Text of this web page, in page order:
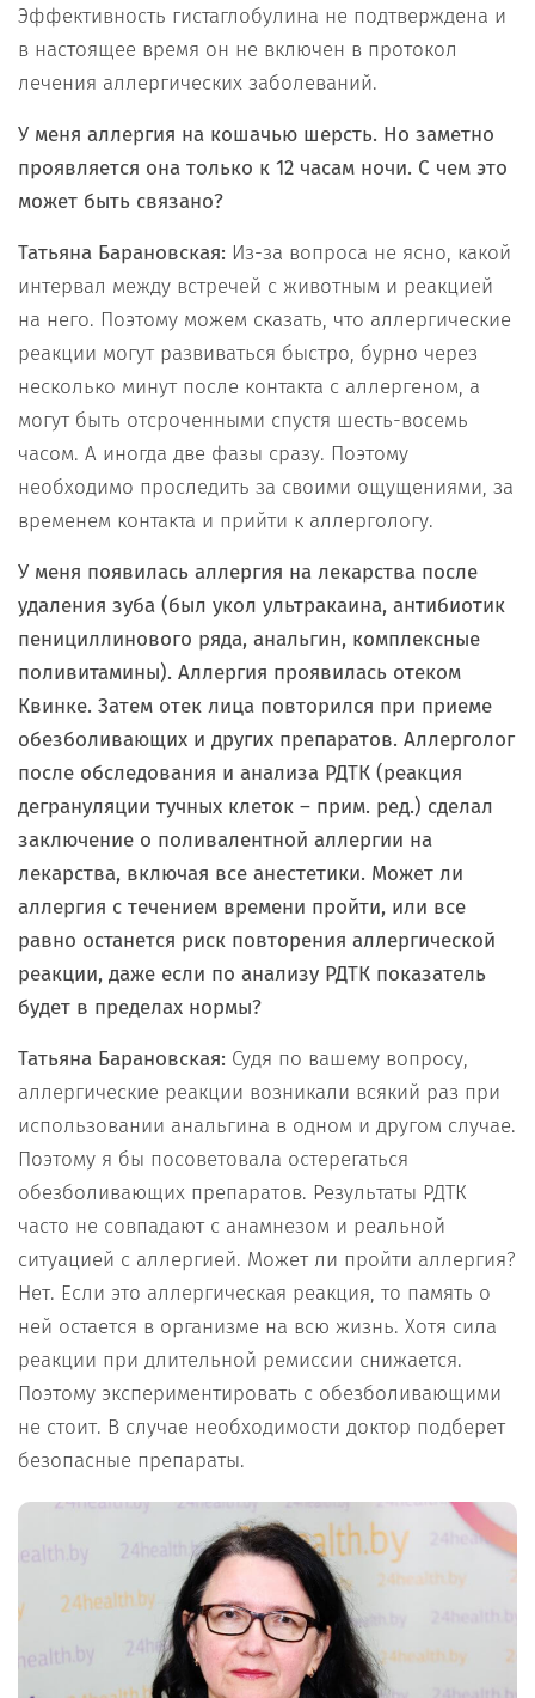
Эффективность гистаглобулина не подтверждена и
в настоящее время он не включен в протокол
лечения аллергических заболеваний.
У меня аллергия на кошачью шерсть. Но заметно
проявляется она только к 12 часам ночи. С чем это
может быть связано?
Татьяна Барановская: Из-за вопроса не ясно, какой
интервал между встречей с животным и реакцией
на него. Поэтому можем сказать, что аллергические
реакции могут развиваться быстро, бурно через
несколько минут после контакта с аллергеном, а
могут быть отсроченными спустя шесть-восемь
часом. А иногда две фазы сразу. Поэтому
необходимо проследить за своими ощущениями, за
временем контакта и прийти к аллергологу.
У меня появилась аллергия на лекарства после
удаления зуба (был укол ультракаина, антибиотик
пенициллинового ряда, анальгин, комплексные
поливитамины). Аллергия проявилась отеком
Квинке. Затем отек лица повторился при приеме
обезболивающих и других препаратов. Аллерголог
после обследования и анализа РДТК (реакция
дегрануляции тучных клеток – прим. ред.) сделал
заключение о поливалентной аллергии на
лекарства, включая все анестетики. Может ли
аллергия с течением времени пройти, или все
равно останется риск повторения аллергической
реакции, даже если по анализу РДТК показатель
будет в пределах нормы?
Татьяна Барановская: Судя по вашему вопросу,
аллергические реакции возникали всякий раз при
использовании анальгина в одном и другом случае.
Поэтому я бы посоветовала остерегаться
обезболивающих препаратов. Результаты РДТК
часто не совпадают с анамнезом и реальной
ситуацией с аллергией. Может ли пройти аллергия?
Нет. Если это аллергическая реакция, то память о
ней остается в организме на всю жизнь. Хотя сила
реакции при длительной ремиссии снижается.
Поэтому экспериментировать с обезболивающими
не стоит. В случае необходимости доктор подберет
безопасные препараты.